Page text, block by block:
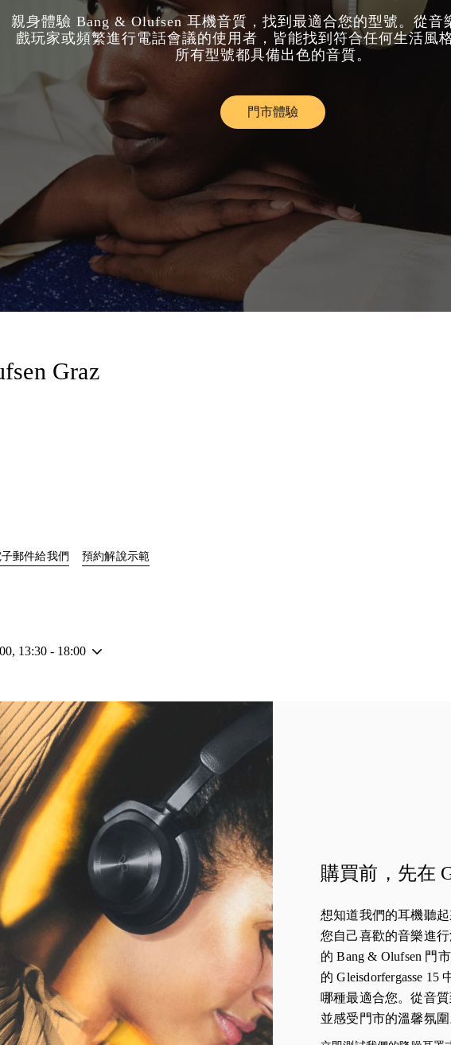
親身體驗 Bang & Olufsen 耳機音質，找到最適合您的型號。從音
戲玩家或頻繁進行電話會議的使用者，皆能找到符合任何生活風
所有型號都具備出色的音質。
門市體驗Link Opens in New Tab
Graz
in New Tab
郵件給我們 預約解說示範
, 13:30 - 18:00
購買前，先在
想知道我們的耳機聽
您自己喜歡的音樂進
的 Bang & Olufsen 門
的 Gleisdorfergasse
哪種最適合您。從音
並感受門市的溫馨氛圍